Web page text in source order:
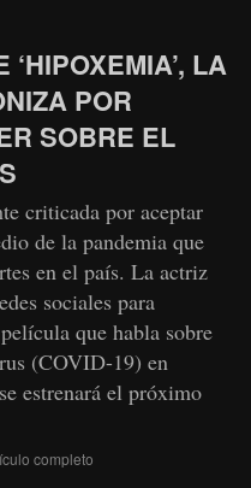
LA
POR
SOBRE EL
criticada por aceptar
de la pandemia que
en el país. La actriz
sociales para
que habla sobre
(COVID-19) en
estrenará el próximo
completo